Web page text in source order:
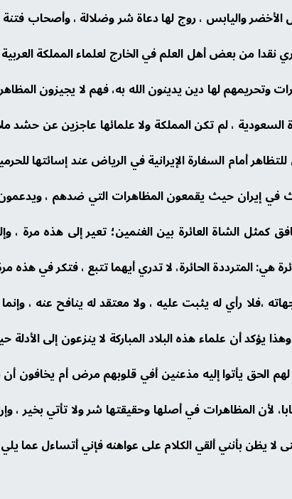
الأخضر واليابس ، روج لها دعاة شر وضلالة ، وأصحاب
نقدا من بعض أهل العلم في الخارج لعلماء المملكة
وتحريمهم لها دين يدينون الله به، فهم لا يجيزون
، لم تكن المملكة ولا علمائها عاجزين عن حشد
أمام السفارة الإيرانية في الرياض عند إسائتها
في إيران حيث يقمعون المظاهرات التي ضدهم ،
الشاة العائرة بين الغنمين؛ تعير إلى هذه مرة ،
المترددة الحائرة، لا تدري أيهما تتبع ، فتكر في هذه
رأي له يثبت عليه ، ولا معتقد له ينافح عنه ، وإنما
يؤكد أن علماء هذه البلاد المباركة لا ينزعون إلى
يأتوا إليه مذعنين أفي قلوبهم مرض أم يخافون
لأن المظاهرات في أصلها وحقيقتها شر ولا تأتي بخير
بأنني ألقي الكلام على عواهنه فإني أتساءل عما